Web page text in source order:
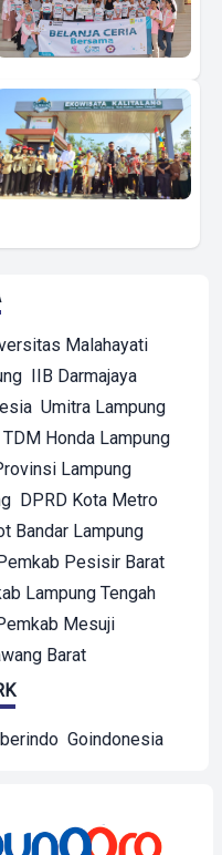
Malahayati
IIB Darmajaya
Umitra Lampung
TDM Honda Lampung
Lampung
DPRD Kota Metro
Bandar Lampung
Pesisir Barat
Lampung Tengah
Mesuji
Barat
Goindonesia